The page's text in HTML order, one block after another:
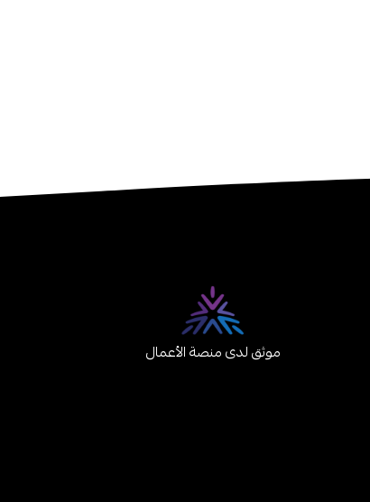
موثق لدى منصة الأعمال